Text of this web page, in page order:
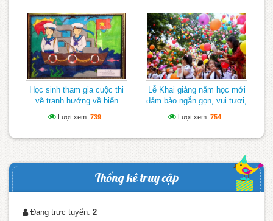
Học sinh tham gia cuộc thi
vẽ tranh hướng về biển
Lượt xem: 739
Lễ Khai giảng năm học mới
đảm bảo ngắn gọn, vui tươi,
Lượt xem: 754
Thống kê truy cập
Đang trực tuyến: 2